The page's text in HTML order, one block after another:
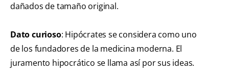
dañados de tamaño original.
Dato curioso: Hipócrates se considera como uno
de los fundadores de la medicina moderna. El
juramento hipocrático se llama así por sus ideas.